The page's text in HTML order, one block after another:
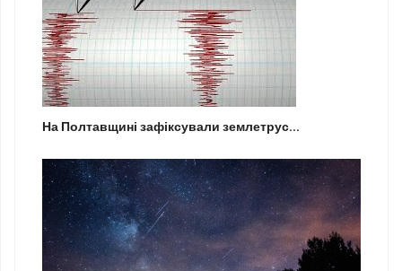
На Полтавщині зафіксували землетрус...